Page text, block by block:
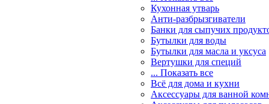
Кухонная утварь
Анти-разбрызгиватели
Банки для сыпучих
Бутылки для воды
Бутылки для масла и уксуса
Вертушки для специй
... Показать все
Всё для дома и кухни
Аксессуары для ванной